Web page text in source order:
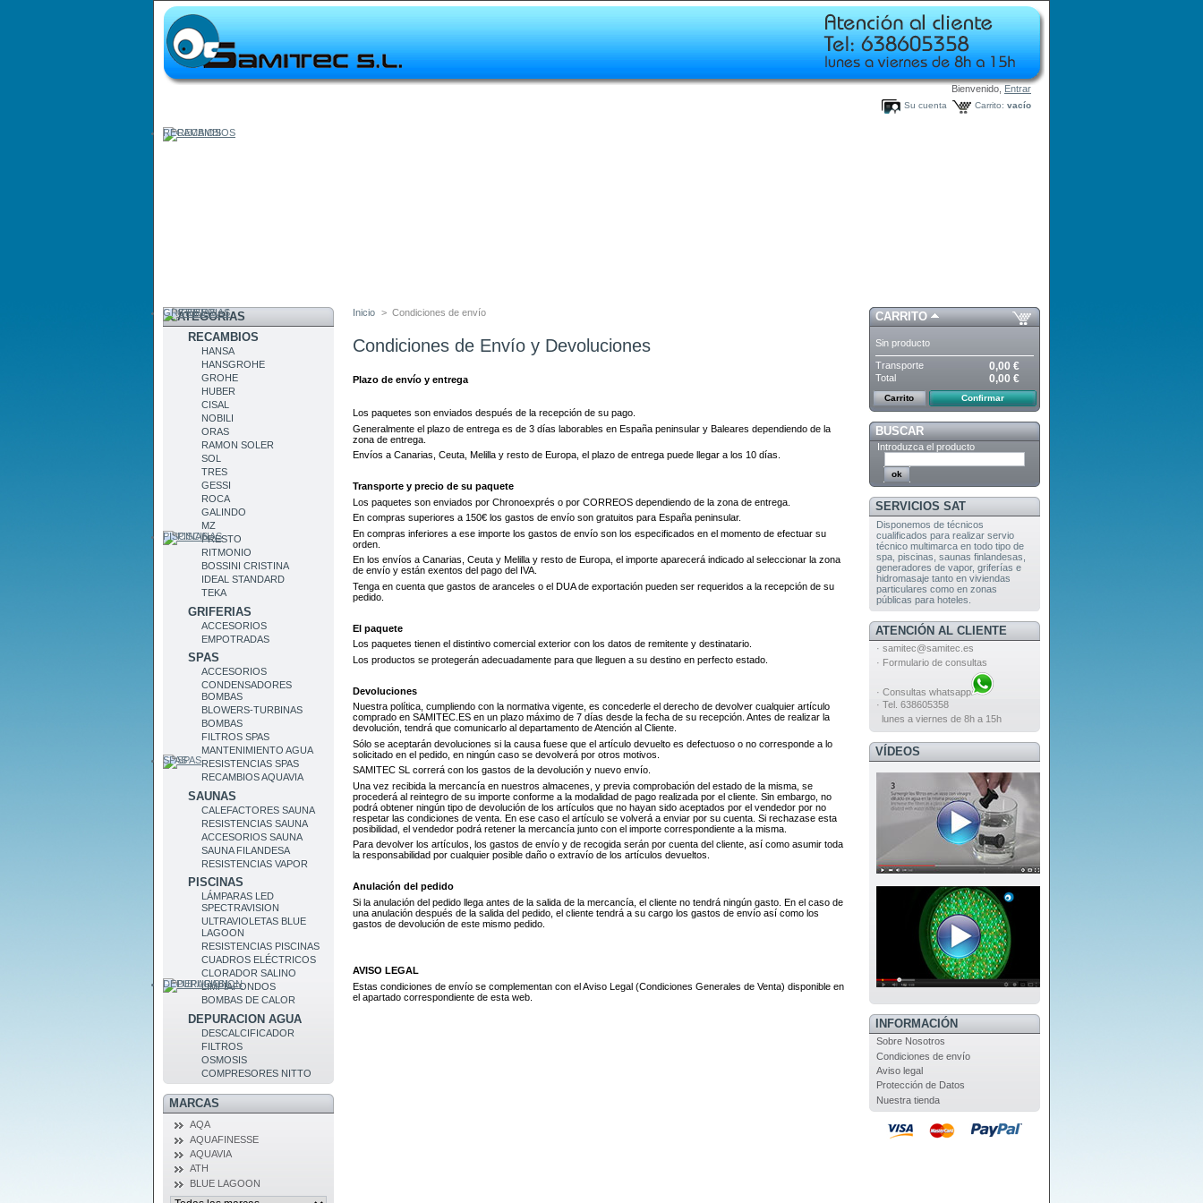
Bienvenido, Entrar
Carrito: vacío
Su cuenta
RECAMBIOS
GRIFERIAS
PISCINAS
SPAS
DEPURACION
CATEGORÍAS
RECAMBIOS
HANSA
HANSGROHE
GROHE
HUBER
CISAL
NOBILI
ORAS
RAMON SOLER
SOL
TRES
GESSI
ROCA
GALINDO
MZ
PRESTO
RITMONIO
BOSSINI CRISTINA
IDEAL STANDARD
TEKA
GRIFERIAS
ACCESORIOS
EMPOTRADAS
SPAS
ACCESORIOS
CONDENSADORES
BOMBAS
BLOWERS-TURBINAS
BOMBAS
FILTROS SPAS
MANTENIMIENTO AGUA
RESISTENCIAS SPAS
RECAMBIOS AQUAVIA
SAUNAS
CALEFACTORES SAUNA
RESISTENCIAS SAUNA
ACCESORIOS SAUNA
SAUNA FILANDESA
RESISTENCIAS VAPOR
PISCINAS
LÁMPARAS LED
SPECTRAVISION
ULTRAVIOLETAS BLUE
LAGOON
RESISTENCIAS PISCINAS
CUADROS ELÉCTRICOS
CLORADOR SALINO
LIMPIAFONDOS
BOMBAS DE CALOR
DEPURACION AGUA
DESCALCIFICADOR
FILTROS
OSMOSIS
COMPRESORES NITTO
MARCAS
AQA
AQUAFINESSE
AQUAVIA
ATH
BLUE LAGOON
Inicio > Condiciones de envío
Condiciones de Envío y Devoluciones
Plazo de envío y entrega
Los paquetes son enviados después de la recepción de su pago.
Generalmente el plazo de entrega es de 3 días laborables en España peninsular y Baleares dependiendo de la
zona de entrega.
Envíos a Canarias, Ceuta, Melilla y resto de Europa, el plazo de entrega puede llegar a los 10 días.
Transporte y precio de su paquete
Los paquetes son enviados por Chronoexprés o por CORREOS dependiendo de la zona de entrega.
En compras superiores a 150€ los gastos de envío son gratuitos para España peninsular.
En compras inferiores a ese importe los gastos de envío son los especificados en el momento de efectuar su
orden.
En los envíos a Canarias, Ceuta y Melilla y resto de Europa, el importe aparecerá indicado al seleccionar la zona
de envío y están exentos del pago del IVA.
Tenga en cuenta que gastos de aranceles o el DUA de exportación pueden ser requeridos a la recepción de su
pedido.
El paquete
Los paquetes tienen el distintivo comercial exterior con los datos de remitente y destinatario.
Los productos se protegerán adecuadamente para que lleguen a su destino en perfecto estado.
Devoluciones
Nuestra política, cumpliendo con la normativa vigente, es concederle el derecho de devolver cualquier artículo
comprado en SAMITEC.ES en un plazo máximo de 7 días desde la fecha de su recepción. Antes de realizar la
devolución, tendrá que comunicarlo al departamento de Atención al Cliente.
Sólo se aceptarán devoluciones si la causa fuese que el artículo devuelto es defectuoso o no corresponde a lo
solicitado en el pedido, en ningún caso se devolverá por otros motivos.
SAMITEC SL correrá con los gastos de la devolución y nuevo envío.
Una vez recibida la mercancía en nuestros almacenes, y previa comprobación del estado de la misma, se
procederá al reintegro de su importe conforme a la modalidad de pago realizada por el cliente. Sin embargo, no
podrá obtener ningún tipo de devolución de los artículos que no hayan sido aceptados por el vendedor por no
respetar las condiciones de venta. En ese caso el artículo se volverá a enviar por su cuenta. Si rechazase esta
posibilidad, el vendedor podrá retener la mercancía junto con el importe correspondiente a la misma.
Para devolver los artículos, los gastos de envío y de recogida serán por cuenta del cliente, así como asumir toda
la responsabilidad por cualquier posible daño o extravío de los artículos devueltos.
Anulación del pedido
Si la anulación del pedido llega antes de la salida de la mercancía, el cliente no tendrá ningún gasto. En el caso de
una anulación después de la salida del pedido, el cliente tendrá a su cargo los gastos de envío así como los
gastos de devolución de este mismo pedido.
AVISO LEGAL
Estas condiciones de envío se complementan con el Aviso Legal (Condiciones Generales de Venta) disponible en
el apartado correspondiente de esta web.
CARRITO
Sin producto
Transporte 0,00 €
Total 0,00 €
Carrito Confirmar
BUSCAR
Introduzca el producto
SERVICIOS SAT
Disponemos de técnicos
cualificados para realizar servio
técnico multimarca en todo tipo de
spa, piscinas, saunas finlandesas,
generadores de vapor, griferías e
hidromasaje tanto en viviendas
particulares como en zonas
públicas para hoteles.
ATENCIÓN AL CLIENTE
· samitec@samitec.es
· Formulario de consultas
· Consultas whatsapp
· Tel. 638605358
lunes a viernes de 8h a 15h
VÍDEOS
INFORMACIÓN
Sobre Nosotros
Condiciones de envío
Aviso legal
Protección de Datos
Nuestra tienda